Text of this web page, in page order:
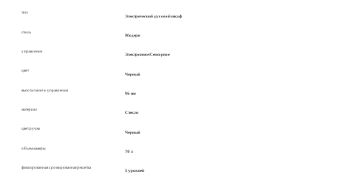
тип
Электрический духовой шкаф
стиль
Модерн
управление
Электронное/Сенсорное
цвет
Черный
высота панели управления
96 мм
материал
Стекло
цвет ручек
Черный
объем камеры
70 л
фиксированная хромированная решетка
5 уровней